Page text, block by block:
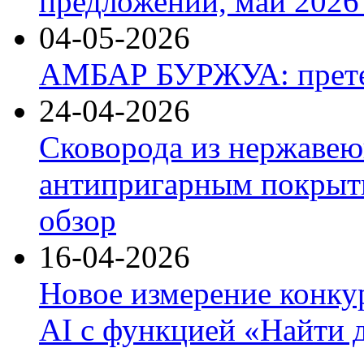
04-05-2026
АМБАР БУРЖУА:
24-04-2026
Сковорода из
антипригарным
обзор
16-04-2026
Новое измерение
AI с функцией «Найти